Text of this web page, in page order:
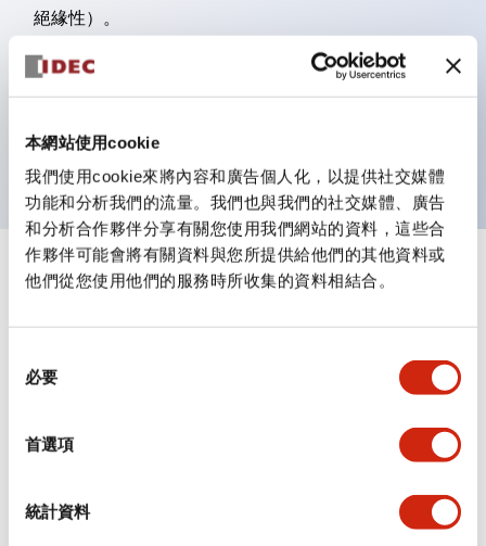
本網站使用cookie
我們使用cookie來將內容和廣告個人化，以提供社交媒體
功能和分析我們的流量。我們也與我們的社交媒體、廣告
和分析合作夥伴分享有關您使用我們網站的資料，這些合
作夥伴可能會將有關資料與您所提供給他們的其他資料或
他們從您使用他們的服務時所收集的資料相結合。
必要
首選項
統計資料
絕緣性）。
面板深度39.9mm（※11段接點塊）、59.9mm（※22段
接點塊）。可實現省空間設計。
防護結構
規格
審美規範
環境規範
功能規格
機械規格